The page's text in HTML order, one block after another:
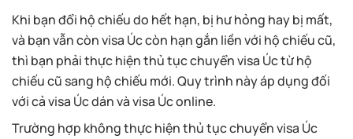
Khi bạn đổi hộ chiếu do hết hạn, bị hư hỏng hay bị mất,
và bạn vẫn còn visa Úc còn hạn gắn liền với hộ chiếu cũ,
thì bạn phải thực hiện thủ tục chuyển visa Úc từ hộ
chiếu cũ sang hộ chiếu mới. Quy trình này áp dụng đối
với cả visa Úc dán và visa Úc online.
Trường hợp không thực hiện thủ tục chuyển visa Úc